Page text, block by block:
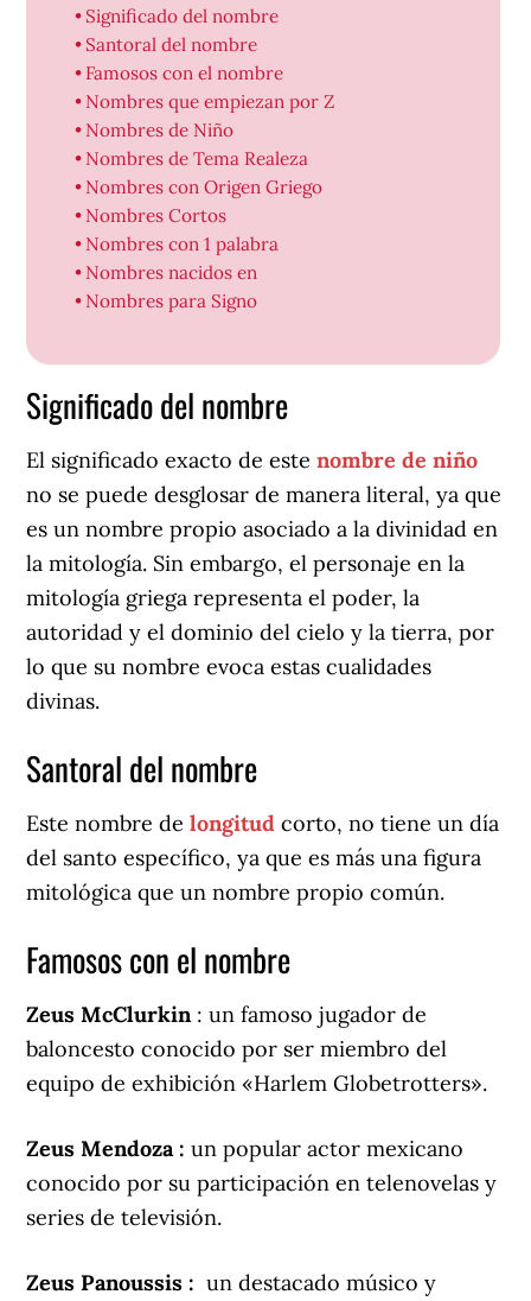
Significado del nombre
Santoral del nombre
Famosos con el nombre
Nombres que empiezan por Z
Nombres de Niño
Nombres de Tema Realeza
Nombres con Origen Griego
Nombres Cortos
Nombres con 1 palabra
Nombres nacidos en
Nombres para Signo
Significado del nombre
El significado exacto de estenombre de niño
no se puede desglosar de manera literal, ya que
es un nombre propio asociado a la divinidad en
la mitología. Sin embargo, el personaje en la
mitología griega representa el poder, la
autoridad y el dominio del cielo y la tierra, por
lo que su nombre evoca estas cualidades
divinas.
Santoral del nombre
Este nombre delongitud corto, no tiene un día
del santo específico, ya que es más una figura
mitológica que un nombre propio común.
Famosos con el nombre
Zeus McClurkin: un famoso jugador de
baloncesto conocido por ser miembro del
equipo de exhibición «Harlem Globetrotters».
Zeus Mendoza :un popular actor mexicano
conocido por su participación en telenovelas y
series de televisión.
Zeus Panoussis : un destacado músico y